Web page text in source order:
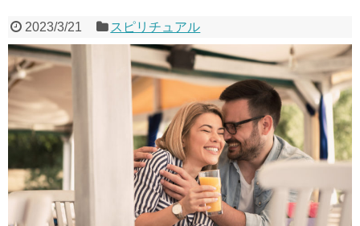
2023/3/21 スピリチュアル